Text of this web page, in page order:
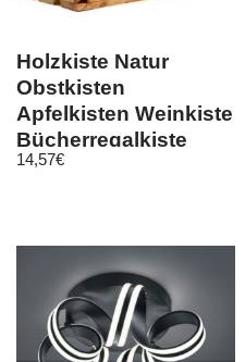
Holzkiste Natur
Obstkisten
Apfelkisten Weinkiste
Bücherregalkiste
14,57€